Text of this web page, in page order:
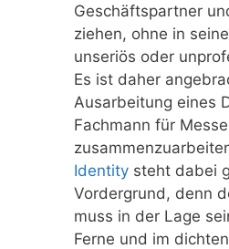
Geschäftspartner
ziehen, ohne in
unseriös oder
Es ist daher
Ausarbeitung eines
Fachmann für
Identity steht dabei
Vordergrund, denn
muss in der Lage
Ferne und im